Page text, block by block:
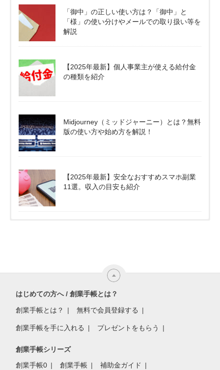
「御中」の正しい使い方は？「御中」と
「様」の使い分けやメールでの取り扱い等を
解説
【2025年最新】個人事業主が使える給付金
の種類を紹介
Midjourney（ミッドジャーニー）とは？無料
版の使い方や始め方を解説！
【2025年最新】安全なおすすめスマホ副業
11選。収入の目安も紹介
はじめての方へ / 創業手帳とは？
創業手帳とは？ 無料で会員登録する
創業手帳を手に入れる プレゼントをもらう
創業手帳シリーズ
創業手帳0 創業手帳 補助金ガイド